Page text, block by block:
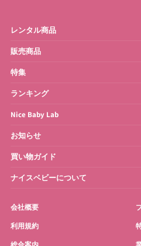
レンタル商品
販売商品
特集
ランキング
Nice Baby Lab
お知らせ
買い物ガイド
ナイスベビーについて
会社概要
利用規約